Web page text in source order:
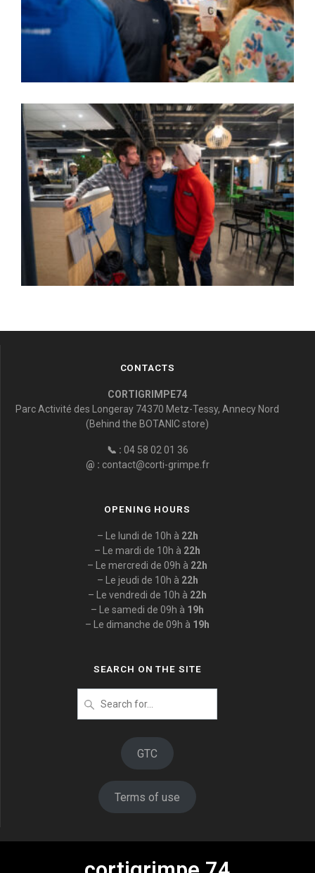
CONTACTS
CORTIGRIMPE74
Parc Activité des Longeray 74370 Metz-Tessy, Annecy Nord
(Behind the BOTANIC store)
📞 : 04 58 02 01 36
@ : contact@corti-grimpe.fr
OPENING HOURS
– Le lundi de 10h à 22h
– Le mardi de 10h à 22h
– Le mercredi de 09h à 22h
– Le jeudi de 10h à 22h
– Le vendredi de 10h à 22h
– Le samedi de 09h à 19h
– Le dimanche de 09h à 19h
SEARCH ON THE SITE
for
GTC
Terms of use